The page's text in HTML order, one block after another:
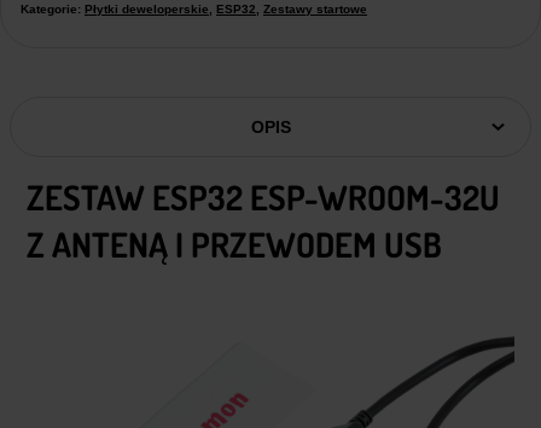
Kategorie: Płytki deweloperskie ESP32 Zestawy startowe
OPIS
ZESTAW ESP32 ESP-WROOM-32U
Z ANTENĄ I PRZEWODEM USB